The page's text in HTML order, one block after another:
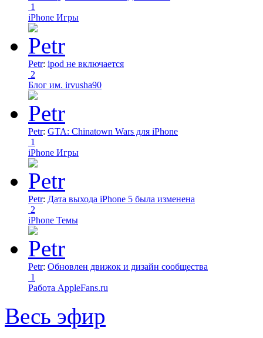
1
iPhone Игры
Petr: ipod не включается
2
Блог им. irvusha90
Petr: GTA: Chinatown Wars для iPhone
1
iPhone Игры
Petr: Дата выхода iPhone 5 была изменена
2
iPhone Темы
Petr: Обновлен движок и дизайн сообщества
1
Работа AppleFans.ru
Весь эфир